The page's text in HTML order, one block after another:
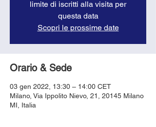
limite di iscritti alla visita per
questa data
Scopri le prossime date
Orario & Sede
03 gen 2022, 13:30 – 14:00 CET
Milano, Via Ippolito Nievo, 21, 20145 Milano
MI, Italia